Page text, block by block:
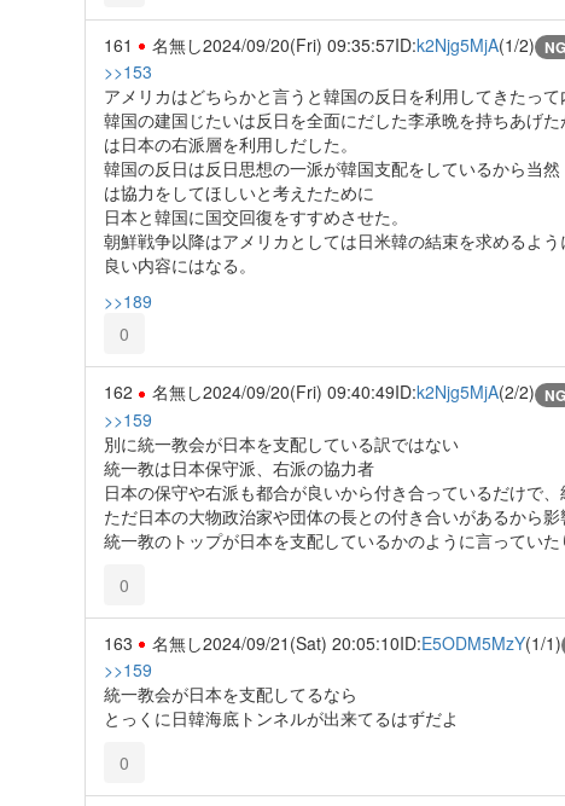
161 名無し2024/09/20(Fri) 09:35:57ID:k2Njg5MjA(1/2) NG
>>153
アメリカはどちらかと言うと韓国の反日を利用してきたって
韓国の建国じたいは反日を全面にだした李承晩を持ちあげ
は日本の右派層を利用しだした。
韓国の反日は反日思想の一派が韓国支配をしているから当
は協力をしてほしいと考えたために
日本と韓国に国交回復をすすめさせた。
朝鮮戦争以降はアメリカとしては日米韓の結束を求めるよ
良い内容にはなる。
>>189
0
162 名無し2024/09/20(Fri) 09:40:49ID:k2Njg5MjA(2/2) NG
>>159
別に統一教会が日本を支配している訳ではない
統一教は日本保守派、右派の協力者
日本の保守や右派も都合が良いから付き合っているだけで
ただ日本の大物政治家や団体の長との付き合いがあるから
統一教のトップが日本を支配しているかのように言ってい
0
163 名無し2024/09/21(Sat) 20:05:10ID:E5ODM5MzY(1/1)
>>159
統一教会が日本を支配してるなら
とっくに日韓海底トンネルが出来てるはずだよ
0